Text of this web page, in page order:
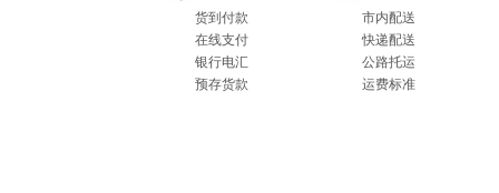
货到付款
在线支付
银行电汇
预存货款
市内配送
快递配送
公路托运
运费标准